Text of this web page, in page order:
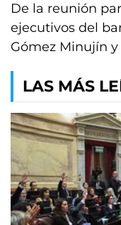
De la reunión
ejecutivos del
Gómez Minujín
LAS MÁS